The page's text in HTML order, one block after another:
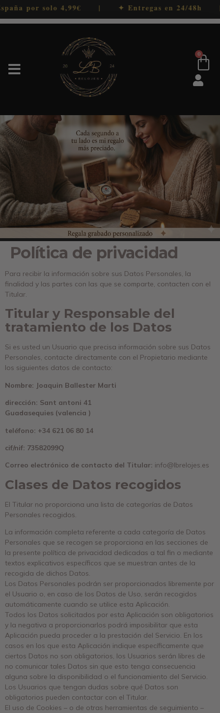
solo 4,99€ | ✦ Entregas en 24/48h | ✦
0
Política de privacidad
Para recibir la información sobre sus Datos Personales, la
finalidad y las partes con las que se comparte, contacten con el
Titular.
Titular y Responsable del
tratamiento de los Datos
Si es usted un Usuario que precisa información sobre sus Datos
Personales, contacte directamente con el Propietario mediante
los siguientes datos de contacto:
Nombre: Joaquin Ballester Marti
dirección: Sant antoni 41
Guadasequies (valencia )
teléfono: +34 621 06 80 14
cif/nif: 73582099Q
Correo electrónico de contacto del Titular: info@lbrelojes.es
Clases de Datos recogidos
El Titular no proporciona una lista de categorías de Datos
Personales recogidos.
La información completa referente a cada categoría de Datos
Personales que se recogen se proporciona en las secciones de
la presente política de privacidad dedicadas a tal fin o mediante
textos explicativos específicos que se muestran antes de la
recogida de dichos Datos.
Los Datos Personales podrán ser proporcionados libremente por
el Usuario o, en caso de los Datos de Uso, serán recogidos
automáticamente cuando se utilice esta Aplicación.
Todos los Datos solicitados por esta Aplicación son obligatorios
y la negativa a proporcionarlos podrá imposibilitar que esta
Aplicación pueda proceder a la prestación del Servicio. En los
casos en los que esta Aplicación indique específicamente que
ciertos Datos no son obligatorios, los Usuarios serán libres de
no comunicar tales Datos sin que esto tenga consecuencia
alguna sobre la disponibilidad o el funcionamiento del Servicio.
Los Usuarios que tengan dudas sobre qué Datos son
obligatorios pueden contactar con el Titular.
El uso de Cookies – o de otras herramientas de seguimiento –